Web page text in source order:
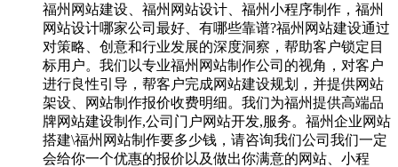
福州网站建设、福州网站设计、福州小程序制作，福州
网站设计哪家公司最好、有哪些靠谱?福州网站建设通过
对策略、创意和行业发展的深度洞察，帮助客户锁定目
标用户。我们以专业福州网站制作公司的视角，对客户
进行良性引导，帮客户完成网站建设规划，并提供网站
架设、网站制作报价收费明细。我们为福州提供高端品
牌网站建设制作,公司门户网站开发,服务。福州企业网站
搭建\福州网站制作要多少钱，请咨询我们公司我们一定
会给你一个优惠的报价以及做出你满意的网站、小程